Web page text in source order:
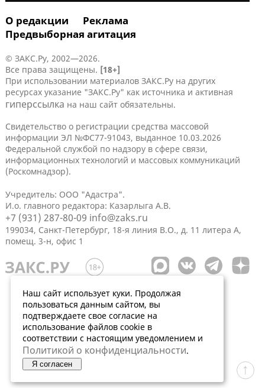
О редакции
Реклама
Предвыборная агитация
© ЗАКС.Ру, 2002—2026.
Все права защищены. [18+]
При использовании материалов ЗАКС.Ру на других
ресурсах указание "ЗАКС.Ру" как источника и активная
гиперссылка на наш сайт обязательны.
Свидетельство о регистрации средства массовой
информации ЭЛ №ФС77-91043, выданное 10.03.2026
Федеральной службой по надзору в сфере связи,
информационных технологий и массовых коммуникаций
(Роскомнадзор).
Учредитель: ООО "Адастра".
И.о. главного редактора: Казарлыга А.В.
+7 (931) 287-80-09 info@zaks.ru
199034, Санкт-Петербург, 18-я линия В.О., д. 11 литера А,
помещ. 3-н, офис 1
Наш сайт использует куки. Продолжая
пользоваться данным сайтом, вы
подтверждаете свое согласие на
использование файлов cookie в
соответствии с настоящим уведомлением и
Политикой о конфиденциальности.
Я согласен